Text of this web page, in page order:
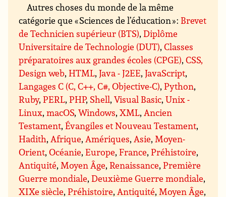
Autres choses du monde de la même
catégorie que « Sciences de l’éducation » : Brevet
de Technicien supérieur (BTS),Diplôme
Universitaire de Technologie (DUT),Classes
préparatoires aux grandes écoles (CPGE),CSS,
Design web,HTML,Java - J2EE,JavaScript,
Langages C (C, C++, C#, Objective-C),Python,
Ruby,PERL,PHP, Shell,Visual Basic,Unix -
Linux,macOS,Windows,XML, Ancien
Testament,Évangiles et Nouveau Testament,
Hadith, Afrique, Amériques, Asie, Moyen-
Orient,Océanie,Europe,France,Préhistoire,
Antiquité, Moyen Âge,Renaissance,Première
Guerre mondiale,Deuxième Guerre mondiale,
XIXe siècle,Préhistoire, Antiquité, Moyen Âge,